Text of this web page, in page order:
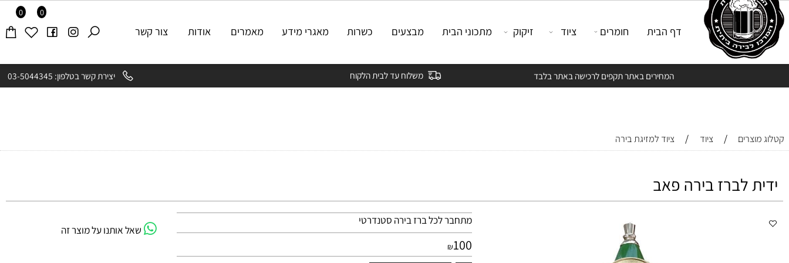
המחירים באתר תקפים לרכישה באתר בלבד משלוח עד לבית הלקוח יצירת קשר בטלפון: 03-5044345
0 0
דף הבית חומרים ציוד זיקוק מתכוני הבית מבצעים כשרות מאגרי מידע מאמרים אודות צור קשר
/ ציוד ציוד למזיגת בירה
לברז בירה פאב
מתחבר לכל ברז בירה סטנדרטי
₪
שאל אותנו על מוצר זה